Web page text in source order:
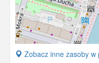
+
Zobacz inne zasoby w